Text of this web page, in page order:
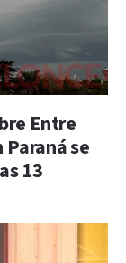
Entre
se
13